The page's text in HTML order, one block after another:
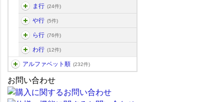
ま行 (24件)
や行 (5件)
ら行 (76件)
わ行 (12件)
アルファベット順 (232件)
お問い合わせ